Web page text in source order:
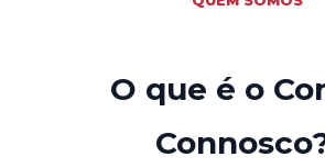
O que é o